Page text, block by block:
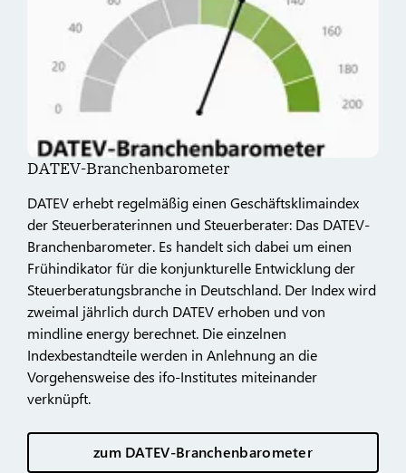
DATEV-Branchenbarometer
DATEV erhebt regelmäßig einen Geschäftsklimaindex
der Steuerberaterinnen und Steuerberater: Das DATEV-
Branchenbarometer. Es handelt sich dabei um einen
Frühindikator für die konjunkturelle Entwicklung der
Steuerberatungsbranche in Deutschland. Der Index wird
zweimal jährlich durch DATEV erhoben und von
mindline energy berechnet. Die einzelnen
Indexbestandteile werden in Anlehnung an die
Vorgehensweise des ifo-Institutes miteinander
verknüpft.
zum DATEV-Branchenbarometer